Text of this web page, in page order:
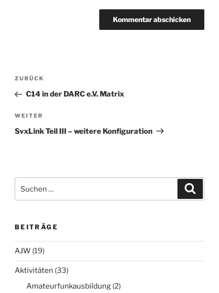
Beitragsnavigation
Vorheriger
Beitrag
ZURÜCK
C14 in der DARC e.V. Matrix
Nächster
Beitrag
WEITER
SvxLink Teil III – weitere Konfiguration
nach:
BEITRÄGE
AJW (19)
Aktivitäten (33)
Amateurfunkausbildung (2)